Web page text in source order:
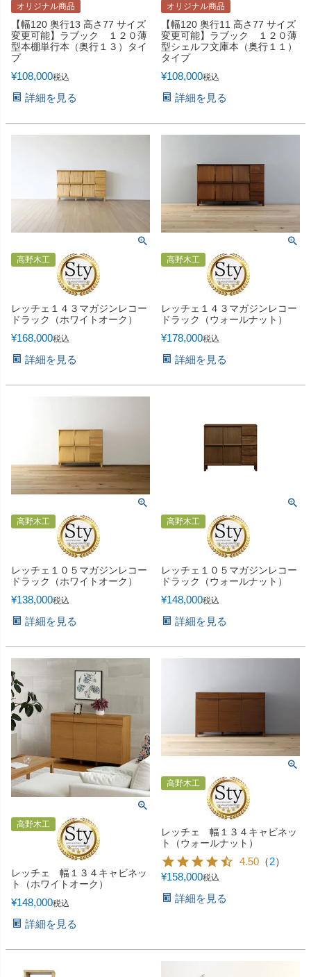
オリジナル商品
【幅120 奥行13 高さ77 サイズ
変更可能】ラブック １２０薄
型本棚単行本（奥行１３）タイ
プ
¥108,000税込
詳細を見る
オリジナル商品
【幅120 奥行11 高さ77 サイズ
変更可能】ラブック １２０薄
型シェルフ文庫本（奥行１１）
タイプ
¥108,000税込
詳細を見る
高野木工
レッチェ１４３マガジンレコー
ドラック（ホワイトオーク）
¥168,000税込
詳細を見る
高野木工
レッチェ１４３マガジンレコー
ドラック（ウォールナット）
¥178,000税込
詳細を見る
高野木工
レッチェ１０５マガジンレコー
ドラック（ホワイトオーク）
¥138,000税込
詳細を見る
高野木工
レッチェ１０５マガジンレコー
ドラック（ウォールナット）
¥148,000税込
詳細を見る
高野木工
レッチェ 幅１３４キャビネッ
ト（ホワイトオーク）
¥148,000税込
詳細を見る
高野木工
レッチェ 幅１３４キャビネッ
ト（ウォールナット）
4.50 （2）
¥158,000税込
詳細を見る